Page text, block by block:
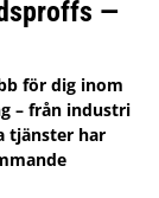
—
för dig inom
– från industri
tjänster har